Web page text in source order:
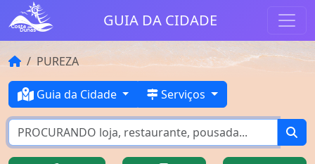
GUIA DA CIDADE
PUREZA
Guia da Cidade Serviços